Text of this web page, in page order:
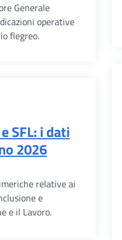
Generale
operative
flegreo.
SFL: i dati
2026
relative ai
e
e il Lavoro.